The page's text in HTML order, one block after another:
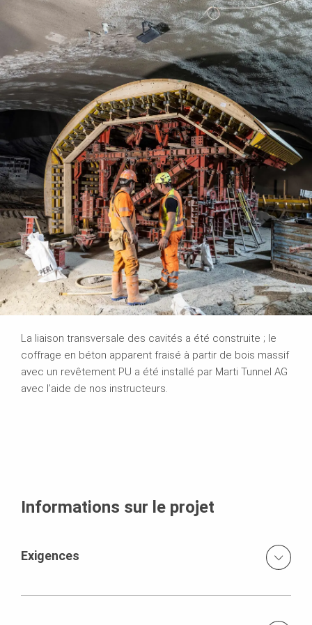
La liaison transversale des cavités a été construite ; le
coffrage en béton apparent fraisé à partir de bois massif
avec un revêtement PU a été installé par Marti Tunnel AG
avec l’aide de nos instructeurs.
Informations sur le projet
Exigences